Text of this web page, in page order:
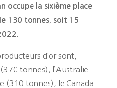
occupe la sixième place
130 tonnes, soit 15
d’or sont,
tonnes), l’Australie
(310 tonnes), le Canada